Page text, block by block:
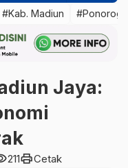
#Kab. Madiun #Ponorogo
Jaya:
211printCetak